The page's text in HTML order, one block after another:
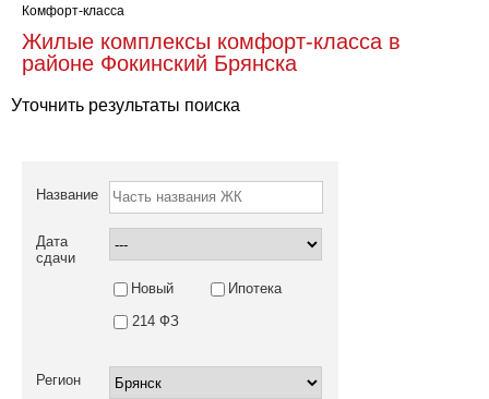
Комфорт-класса
Жилые комплексы комфорт-класса в
районе Фокинский Брянска
Уточнить результаты поиска
Название
Дата
сдачи
Новый
Ипотека
214 ФЗ
Регион